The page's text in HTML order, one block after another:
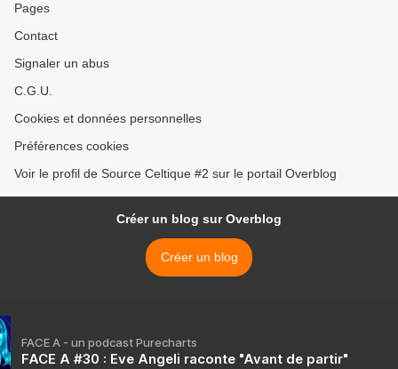
Pages
Contact
Signaler un abus
C.G.U.
Cookies et données personnelles
Préférences cookies
Voir le profil de Source Celtique #2 sur le portail Overblog
Créer un blog sur Overblog
Créer un blog
FACE A - un podcast Purecharts
FACE A #30 : Eve Angeli raconte "Avant de partir"